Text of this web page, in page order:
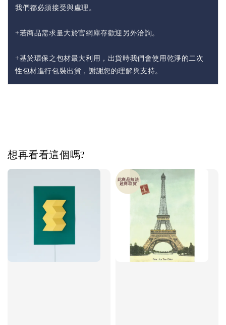
我們都必須接受與處理。
+若商品需求量大於官網庫存歡迎另外洽詢。
+基於環保之包材最大利用，出貨時我們會使用乾淨的二次
性包材進行包裝出貨，謝謝您的理解與支持。
想再看看這個嗎?
此商品無法
超商取貨